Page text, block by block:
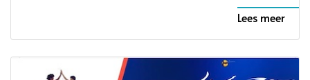
Lees meer